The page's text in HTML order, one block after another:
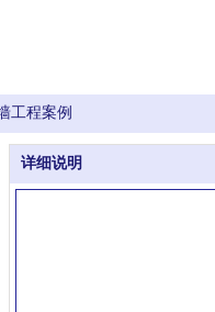
工程案例
详细说明